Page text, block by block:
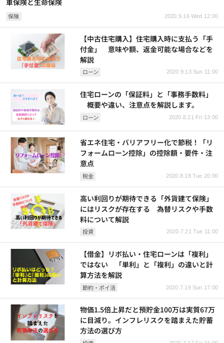
保険 2020.9.16 Wed 12:00
車保険と生命保険
ローン 2020.9.13 Sun 11:00
【中古住宅購入】住宅購入時に支払う「手
付金」 意味や額、返金可能な場合などを
解説
ローン 2020.8.21 Fri 13:00
住宅ローンの「保証料」と「事務手数料」
概要や違い、注意点を解説します。
税金 2020.8.18 Tue 20:00
省エネ住宅・バリアフリー化で節税！「リ
フォームローン控除」の控除額・要件・注
意点
投資 2020.7.21 Tue 11:00
高い利回りが期待できる「外貨建て保険」
にはリスクが存在する 為替リスクや手数
料について解説
節約・ポイ活 2020.7.19 Sun 17:00
【借金】リボ払い・住宅ローンは「複利」
ではない 「単利」と「複利」の違いと計
算方法を解説
物価1.5倍上昇だと預貯金100万は実質67万
に目減り。インフレリスクを踏まえた貯蓄
方法の選び方